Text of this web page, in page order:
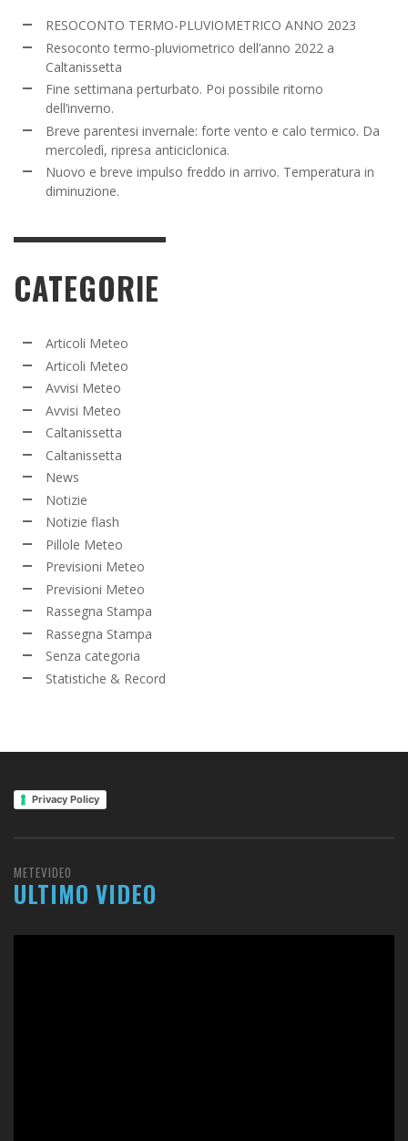
RESOCONTO TERMO-PLUVIOMETRICO ANNO 2023
Resoconto termo-pluviometrico dell’anno 2022 a
Caltanissetta
Fine settimana perturbato. Poi possibile ritorno
dell’inverno.
Breve parentesi invernale: forte vento e calo termico. Da
mercoledì, ripresa anticiclonica.
Nuovo e breve impulso freddo in arrivo. Temperatura in
diminuzione.
CATEGORIE
Articoli Meteo
Articoli Meteo
Avvisi Meteo
Avvisi Meteo
Caltanissetta
Caltanissetta
News
Notizie
Notizie flash
Pillole Meteo
Previsioni Meteo
Previsioni Meteo
Rassegna Stampa
Rassegna Stampa
Senza categoria
Statistiche & Record
Privacy Policy
METEVIDEO
ULTIMO VIDEO